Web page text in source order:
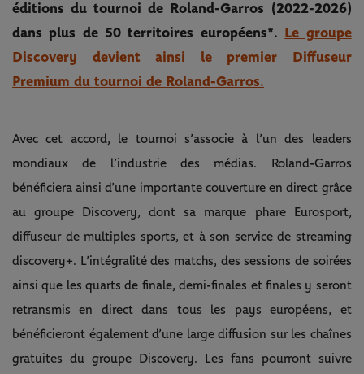
éditions du tournoi de Roland-Garros (2022-2026)
dans plus de 50 territoires européens*.
Le groupe
Discovery devient ainsi le premier Diffuseur
Premium du tournoi de Roland-Garros.
Avec cet accord, le tournoi s’associe à l’un des leaders
mondiaux de l’industrie des médias. Roland-Garros
bénéficiera ainsi d’une importante couverture en direct grâce
au groupe Discovery, dont sa marque phare Eurosport,
diffuseur de multiples sports, et à son service de streaming
discovery+. L’intégralité des matchs, des sessions de soirées
ainsi que les quarts de finale, demi-finales et finales y seront
retransmis en direct dans tous les pays européens, et
bénéficieront également d’une large diffusion sur les chaînes
gratuites du groupe Discovery. Les fans pourront suivre